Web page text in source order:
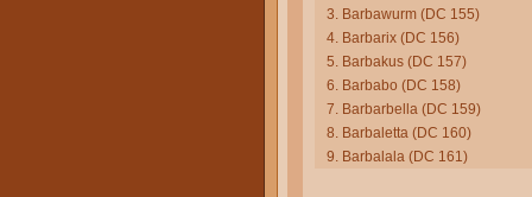
3. Barbawurm (DC 155)
4. Barbarix (DC 156)
5. Barbakus (DC 157)
6. Barbabo (DC 158)
7. Barbarbella (DC 159)
8. Barbaletta (DC 160)
9. Barbalala (DC 161)